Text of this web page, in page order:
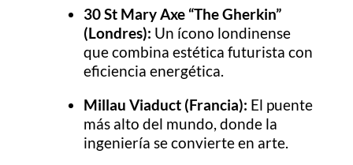
30 St Mary Axe “The Gherkin”
(Londres): Un ícono londinense
que combina estética futurista con
eficiencia energética.
Millau Viaduct (Francia): El puente
más alto del mundo, donde la
ingeniería se convierte en arte.